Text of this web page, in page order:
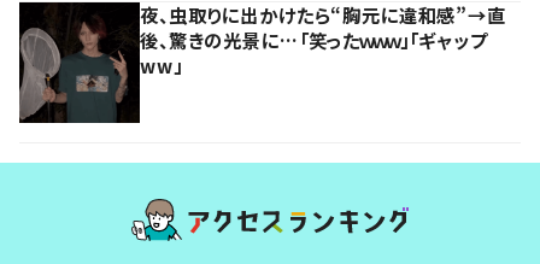
夜、虫取りに出かけたら“胸元に違和感”→直
後、驚きの光景に…「笑ったｗｗｗ」「ギャップ
ww」